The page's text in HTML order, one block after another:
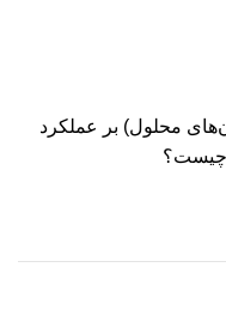
محلول) بر عملکرد
چیست؟